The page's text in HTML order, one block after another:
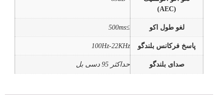
(AEC)
لغو طول اکو ≥500ms
پاسخ فرکانس بلندگو 100Hz-22KHz
صدای بلندگو حداکثر 95 دسی بل